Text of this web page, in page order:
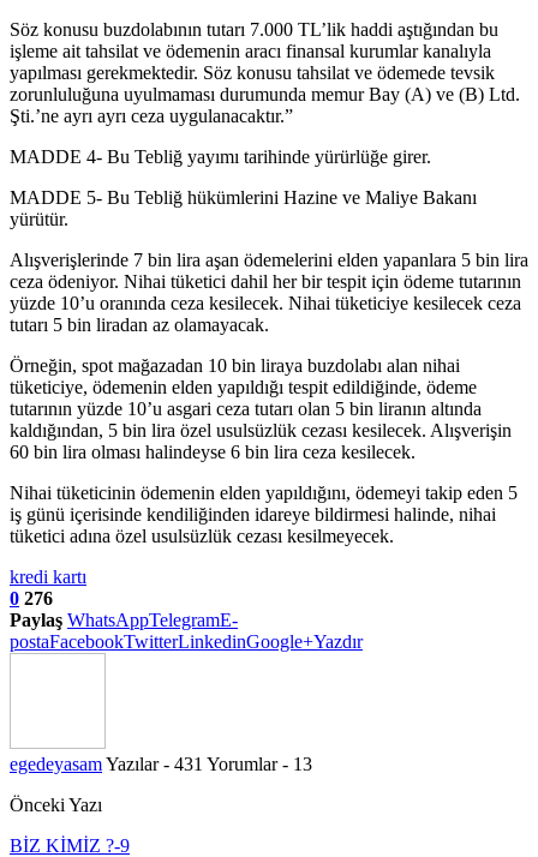
Söz konusu buzdolabının tutarı 7.000 TL’lik haddi aştığından bu
işleme ait tahsilat ve ödemenin aracı finansal kurumlar kanalıyla
yapılması gerekmektedir. Söz konusu tahsilat ve ödemede tevsik
zorunluluğuna uyulmaması durumunda memur Bay (A) ve (B) Ltd.
Şti.’ne ayrı ayrı ceza uygulanacaktır.”
MADDE 4- Bu Tebliğ yayımı tarihinde yürürlüğe girer.
MADDE 5- Bu Tebliğ hükümlerini Hazine ve Maliye Bakanı
yürütür.
Alışverişlerinde 7 bin lira aşan ödemelerini elden yapanlara 5 bin lira
ceza ödeniyor. Nihai tüketici dahil her bir tespit için ödeme tutarının
yüzde 10’u oranında ceza kesilecek. Nihai tüketiciye kesilecek ceza
tutarı 5 bin liradan az olamayacak.
Örneğin, spot mağazadan 10 bin liraya buzdolabı alan nihai
tüketiciye, ödemenin elden yapıldığı tespit edildiğinde, ödeme
tutarının yüzde 10’u asgari ceza tutarı olan 5 bin liranın altında
kaldığından, 5 bin lira özel usulsüzlük cezası kesilecek. Alışverişin
60 bin lira olması halindeyse 6 bin lira ceza kesilecek.
Nihai tüketicinin ödemenin elden yapıldığını, ödemeyi takip eden 5
iş günü içerisinde kendiliğinden idareye bildirmesi halinde, nihai
tüketici adına özel usulsüzlük cezası kesilmeyecek.
kredi kartı
0 276
Paylaş WhatsAppTelegramE-
postaFacebookTwitterLinkedinGoogle+Yazdır
egedeyasamYazılar - 431 Yorumlar - 13
Önceki Yazı
BİZ KİMİZ ?-9